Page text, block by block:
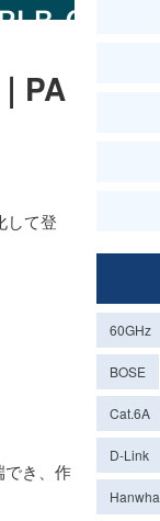
PA
して登
でき、作
60GHz
BOSE
Cat.6A
D-Link
Hanwha